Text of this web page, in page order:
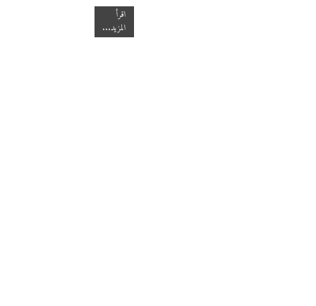
اقرأ
المزيد...